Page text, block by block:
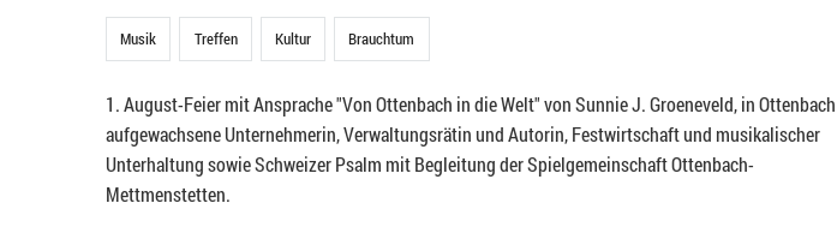
Musik Treffen Kultur Brauchtum
1. August-Feier mit Ansprache "Von Ottenbach in die Welt" von Sunnie J. Groeneveld, in Ottenbach
aufgewachsene Unternehmerin, Verwaltungsrätin und Autorin, Festwirtschaft und musikalischer
Unterhaltung sowie Schweizer Psalm mit Begleitung der Spielgemeinschaft Ottenbach-
Mettmenstetten.